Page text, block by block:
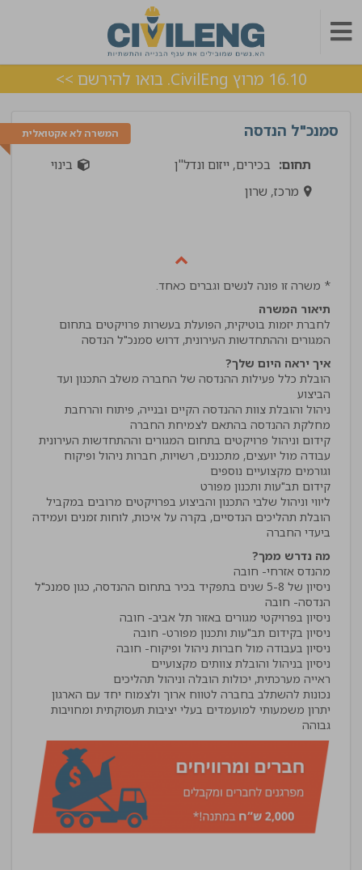
16.10 מרוץ CivilEng. בואו להירשם >>
המשרה לא אקטואלית סמנכ"ל הנדסה
תחום: בכירים, ייזום ונדל"ן
בינוי
מרכז, שרון
* משרה זו פונה לנשים וגברים כאחד.
תיאור המשרה
לחברת יזמות בוטיקית, הפועלת בעשרות פרויקטים בתחום
המגורים וההתחדשות העירונית, דרוש סמנכ"ל הנדסה
איך יראה היום שלך?
הובלת כלל פעילות ההנדסה של החברה משלב התכנון ועד
ניהול והובלת צוות ההנדסה הקיים ובנייה, פיתוח והרחבת
עבודה מול יועצים, מתכננים, רשויות, חברות ניהול ופיקוח
הובלת תהליכים הנדסיים, בקרה על איכות, לוחות זמנים ועמידה
ביעדי החברה
מה נדרש ממך?
ניסיון של 5-8 שנים בתפקיד בכיר בתחום ההנדסה, כגון סמנכ"ל
יתרון משמעותי למועמדים בעלי יציבות תעסוקתית ומחויבות
גבוהה